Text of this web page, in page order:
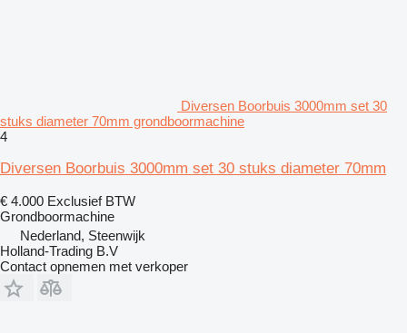
Diversen Boorbuis 3000mm set 30
stuks diameter 70mm grondboormachine
4
Diversen Boorbuis 3000mm set 30 stuks diameter 70mm
€ 4.000 Exclusief BTW
Grondboormachine
Nederland, Steenwijk
Holland-Trading B.V
Contact opnemen met verkoper